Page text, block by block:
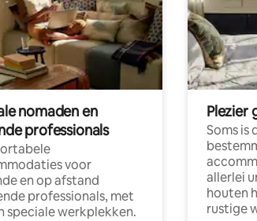
nomaden en
professionals
voor
en op afstand
professionals, met
speciale werkplekken.
Plezier
Soms is
allerlei
houten
rustige